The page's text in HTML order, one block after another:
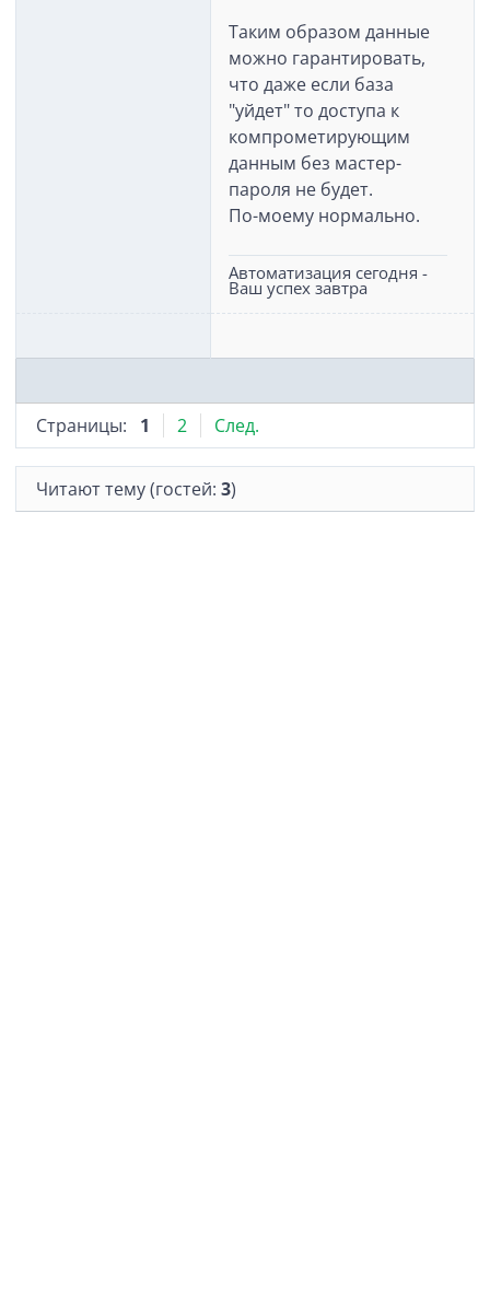
Таким образом данные
можно гарантировать,
что даже если база
"уйдет" то доступа к
компрометирующим
данным без мастер-
пароля не будет.
По-моему нормально.
Автоматизация сегодня -
Ваш успех завтра
Страницы: 1 2 След.
Читают тему (гостей: 3)